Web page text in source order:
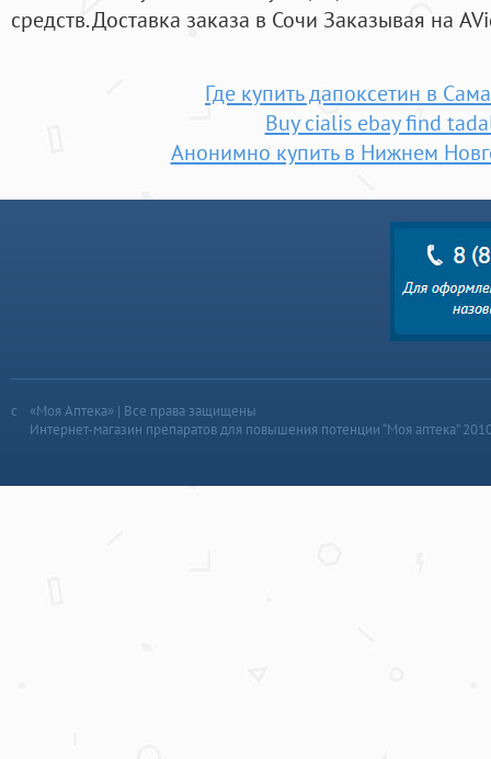
средств. Доставка заказа в Сочи Заказывая на
Где купить дапоксетин в
Buy cialis ebay find
Анонимно купить в Нижнем
«Моя Аптека» | Все права защищены
Интернет-магазин препаратов для повышения потенции “Моя аптека”